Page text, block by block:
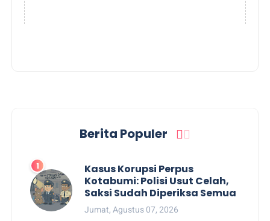
Berita Populer
Kasus Korupsi Perpus
Kotabumi: Polisi Usut Celah,
Saksi Sudah Diperiksa Semua
Jumat, Agustus 07, 2026